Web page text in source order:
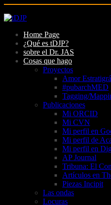
Skip
contentHome Page
¿Qué es tDJP?
sobre el Dr. JAS
Cosas que hago
Proyectos
Amor
#pubarchMED
Tagging/
Publicaciones
Mi ORCID
Mi CVN
Mi perfil en
Mi perfil de
Mi perfil en
AP Journal
Tribuna: El
Artículos en
Piezas Incipit
Las ondas
Locuras